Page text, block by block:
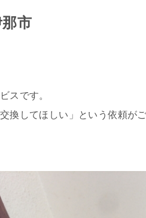
市
スです。
換してほしい」という依頼が